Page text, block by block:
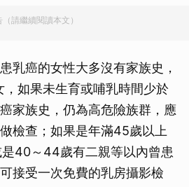
（請繼續閱讀本文）
乳癌的女性大多沒有家族史，
如果未生育或哺乳時間少於
家族史，仍為高危險族群，應
檢查；如果是年滿45歲以上
40～44歲有二親等以內曾患
接受一次免費的乳房攝影檢